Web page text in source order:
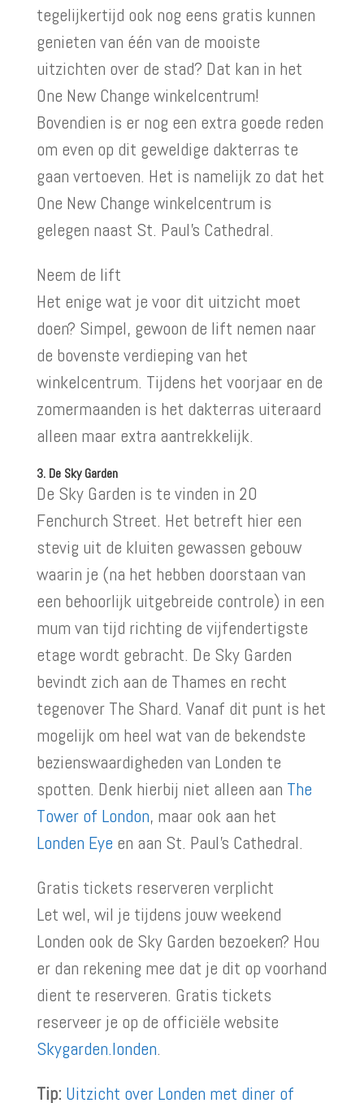
tegelijkertijd ook nog eens gratis kunnen
genieten van één van de mooiste
uitzichten over de stad? Dat kan in het
One New Change winkelcentrum!
Bovendien is er nog een extra goede reden
om even op dit geweldige dakterras te
gaan vertoeven. Het is namelijk zo dat het
One New Change winkelcentrum is
gelegen naast St. Paul’s Cathedral.
Neem de lift
Het enige wat je voor dit uitzicht moet
doen? Simpel, gewoon de lift nemen naar
de bovenste verdieping van het
winkelcentrum. Tijdens het voorjaar en de
zomermaanden is het dakterras uiteraard
alleen maar extra aantrekkelijk.
3. De Sky Garden
De Sky Garden is te vinden in 20
Fenchurch Street. Het betreft hier een
stevig uit de kluiten gewassen gebouw
waarin je (na het hebben doorstaan van
een behoorlijk uitgebreide controle) in een
mum van tijd richting de vijfendertigste
etage wordt gebracht. De Sky Garden
bevindt zich aan de Thames en recht
tegenover The Shard. Vanaf dit punt is het
mogelijk om heel wat van de bekendste
bezienswaardigheden van Londen te
spotten. Denk hierbij niet alleen aan The
Tower of London, maar ook aan het
Londen Eye en aan St. Paul’s Cathedral.
Gratis tickets reserveren verplicht
Let wel, wil je tijdens jouw weekend
Londen ook de Sky Garden bezoeken? Hou
er dan rekening mee dat je dit op voorhand
dient te reserveren. Gratis tickets
reserveer je op de officiële website
Skygarden.londen.
Tip: Uitzicht over Londen met diner of